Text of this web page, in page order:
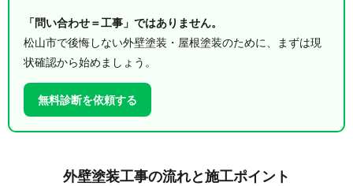
「問い合わせ＝工事」ではありません。
松山市で後悔しない外壁塗装・屋根塗装のために、まずは現
状確認から始めましょう。
無料診断を依頼する
外壁塗装工事の流れと施工ポイント